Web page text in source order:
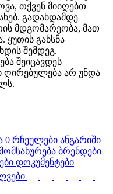
თქვენ მიიღებთ
გადახდამდე
მდგომარეობა, მათ
გახსნა
შემდეგ.
შეიცავდეს
ღირებულება არ უნდა
0 რჩეულები ანგარიში
ბრენდები
დოკუმენტები